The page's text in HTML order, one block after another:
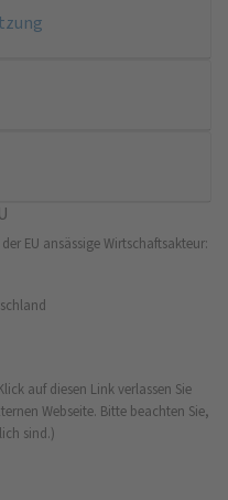
EU ansässige Wirtschaftsakteur:
auf diesen Link verlassen Sie
Webseite. Bitte beachten Sie,
sind.)